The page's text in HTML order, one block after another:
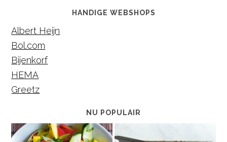
HANDIGE WEBSHOPS
Albert Heijn
Bol.com
Bijenkorf
HEMA
Greetz
NU POPULAIR